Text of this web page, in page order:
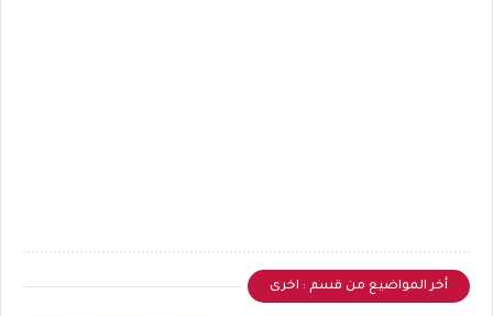
أخر المواضيع من قسم : اخرى